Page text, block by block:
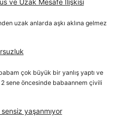
uzak anlarda aşkı aklına gelmez
çok büyük bir yanlış yaptı ve
2 sene öncesinde babaannem çivili
yaşanmıyor